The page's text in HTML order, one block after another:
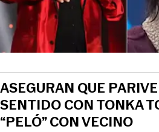
ASEGURAN QUE
SENTIDO CON TONKA
“PELÓ” CON VECINO